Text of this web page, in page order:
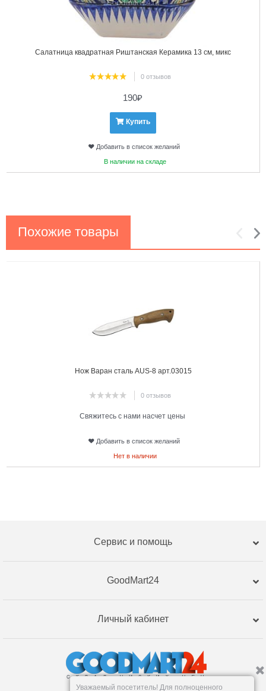
Салатница квадратная Риштанская Керамика 13 см, микс
0 отзывов
190₽
Купить
Добавить в список желаний
В наличии на складе
Похожие товары
Нож Варан сталь AUS-8 арт.03015
0 отзывов
Свяжитесь с нами насчет цены
Добавить в список желаний
Нет в наличии
Сервис и помощь
GoodMart24
Личный кабинет
Уважаемый посетитель! Для полноценного